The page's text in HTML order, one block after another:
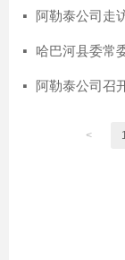
넷
넷
넷 阿勒泰公司召
<